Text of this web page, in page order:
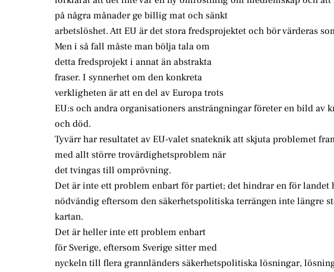
på några månader ge billig mat och sänkt
arbetslöshet. Att EU är det stora fredsprojektet och bör värderas
Men i så fall måste man bölja tala om
detta fredsprojekt i annat än abstrakta
fraser. I synnerhet om den konkreta
verkligheten är att en del av Europa trots
EU:s och andra organisationers ansträngningar företer en bild av
och död.
Tyvärr har resultatet av EU-valet snateknik att skjuta problemet
med allt större trovärdighetsproblem när
det tvingas till omprövning.
Det är inte ett problem enbart för partiet; det hindrar en för
nödvändig eftersom den säkerhetspolitiska terrängen inte längre
kartan.
Det är heller inte ett problem enbart
för Sverige, eftersom Sverige sitter med
nyckeln till flera grannländers säkerhetspolitiska lösningar,